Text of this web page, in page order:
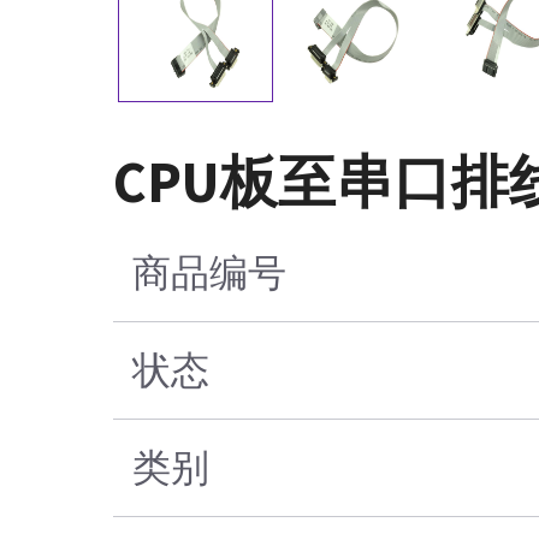
CPU板至串口排
商品编号
状态
类别